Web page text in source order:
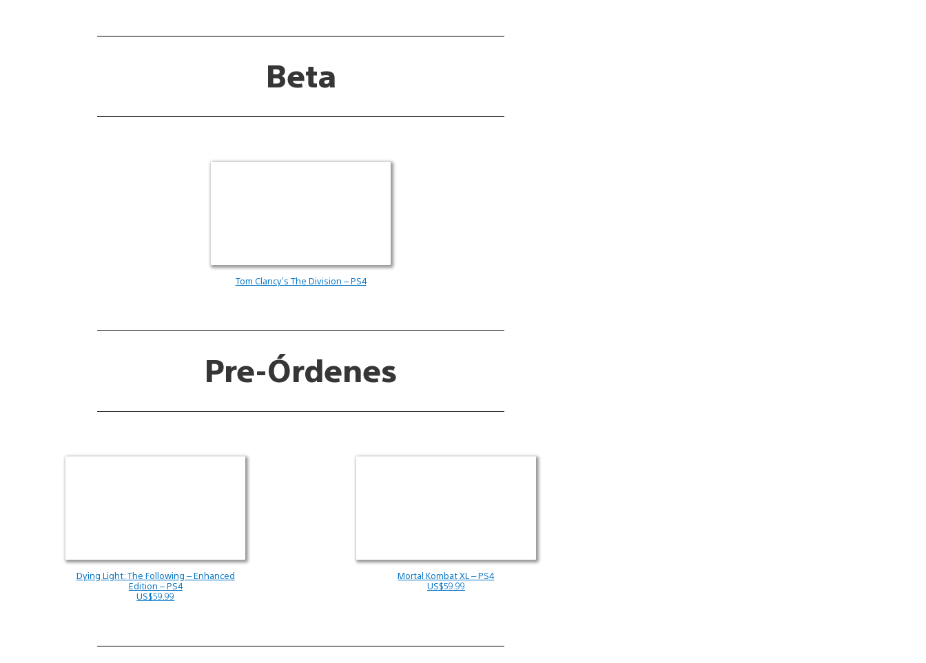
Beta
Tom Clancy’s The Division – PS4
Pre-Órdenes
Dying Light: The Following – Enhanced
Edition – PS4
US$59.99
Mortal Kombat XL – PS4
US$59.99